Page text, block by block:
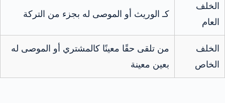
الخلف
العام
كـ الوريث أو الموصى له بجزء من التركة
الخلف
الخاص
من تلقى حقًا معينًا كالمشتري أو الموصى له
بعين معينة